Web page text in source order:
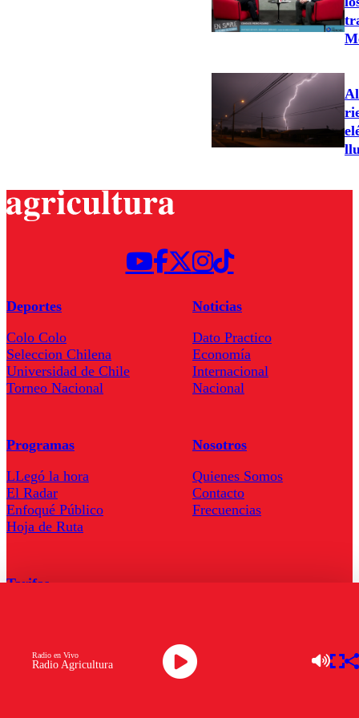
Radio Agricultura
Radio en Vivo
Deportes
Colo Colo
Seleccion Chilena
Universidad de Chile
Torneo Nacional
Noticias
Dato Practico
Economía
Internacional
Nacional
Programas
LLegó la hora
El Radar
Enfoqué Público
Hoja de Ruta
Nosotros
Quienes Somos
Contacto
Frecuencias
Tarifas